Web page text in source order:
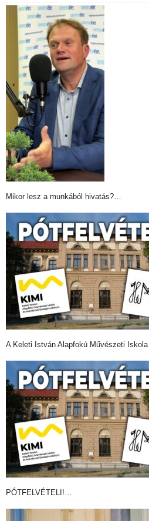
Mikor lesz a munkából hivatás?…
A Keleti István Alapfokú Művészeti
PÓTFELVÉTELI!…